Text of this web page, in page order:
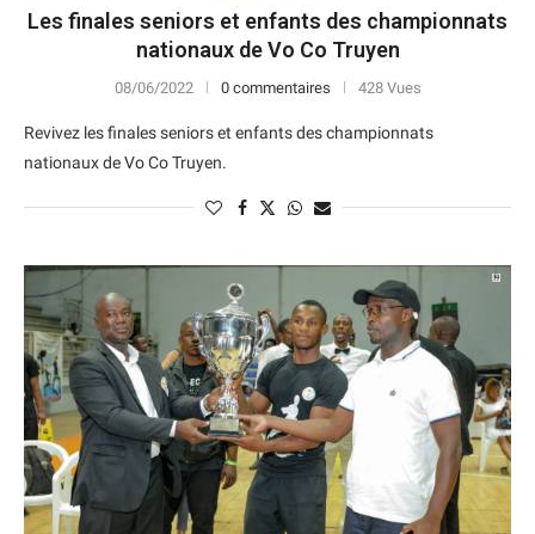
Les finales seniors et enfants des championnats
nationaux de Vo Co Truyen
08/06/2022 0 commentaires 428 Vues
Revivez les finales seniors et enfants des championnats
nationaux de Vo Co Truyen.